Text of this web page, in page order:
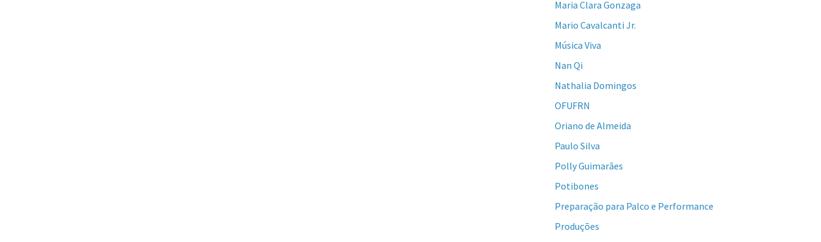
Maria Clara Gonzaga
Mario Cavalcanti Jr.
Música Viva
Nan Qi
Nathalia Domingos
OFUFRN
Oriano de Almeida
Paulo Silva
Polly Guimarães
Potibones
Preparação para Palco e Performance
Produções